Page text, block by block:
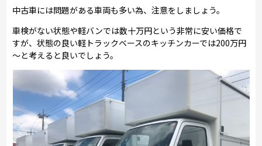
中古車には問題がある車両も多い為、注意をしましょう。
車検がない状態や軽バンでは数十万円という非常に安い価格で
すが、状態の良い軽トラックベースのキッチンカーでは200万円
～と考えると良いでしょう。